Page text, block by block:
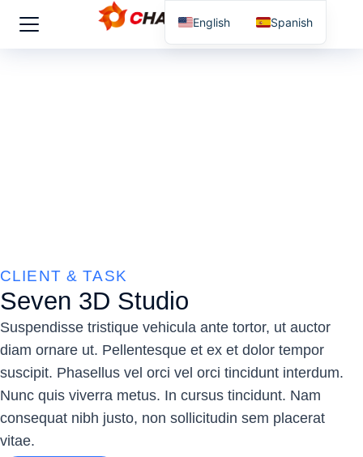
CLIENT & TASK
Seven 3D Studio
Suspendisse tristique vehicula ante tortor, ut auctor
diam ornare ut. Pellentesque et ex et dolor tempor
suscipit. Phasellus vel orci vel orci tincidunt interdum.
Nunc quis viverra metus. In cursus tincidunt. Nam
consequat nibh justo, non sollicitudin sem placerat
vitae.
English Spanish